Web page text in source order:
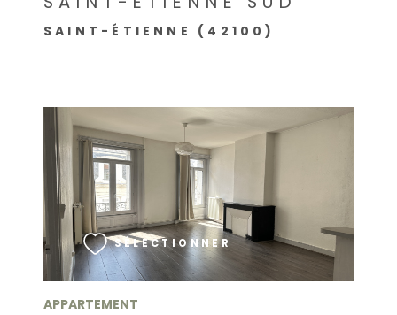
SAINT-ÉTIENNE (42100)
APPARTEMENT
SÉLECTIONNER
VOIR LE BIEN